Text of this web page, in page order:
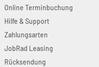
Online Terminbuchung
Hilfe & Support
Zahlungsarten
JobRad Leasing
Rücksendung